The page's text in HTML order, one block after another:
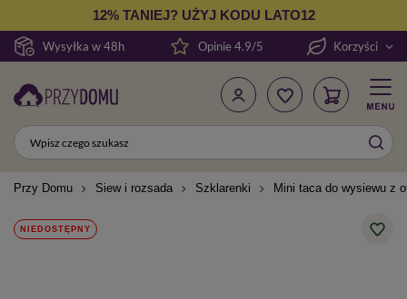
Wysyłka w 48h
12% TANIEJ? UŻYJ KODU LATO12
Opinie 4.9/5 Korzyści
Przy Domu Siew i rozsada Szklarenki Mini taca do wysiewu z
NIEDOSTĘPNY